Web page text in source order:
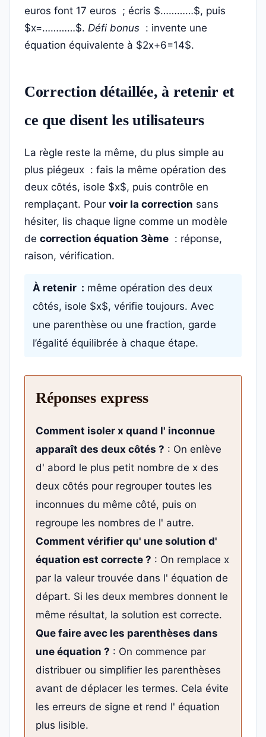
euros font 17 euros ; écris $…………$, puis
$x=…………$. Défi bonus : invente une
équation équivalente à $2x+6=14$.
Correction détaillée, à retenir et
ce que disent les utilisateurs
La règle reste la même, du plus simple au
plus piégeux : fais la même opération des
deux côtés, isole $x$, puis contrôle en
remplaçant. Pour voir la correction sans
hésiter, lis chaque ligne comme un modèle
de correction équation 3ème : réponse,
raison, vérification.
À retenir : même opération des deux
côtés, isole $x$, vérifie toujours. Avec
une parenthèse ou une fraction, garde
l’égalité équilibrée à chaque étape.
Réponses express
Comment isoler x quand l' inconnue
apparaît des deux côtés ? : On enlève
d' abord le plus petit nombre de x des
deux côtés pour regrouper toutes les
inconnues du même côté, puis on
regroupe les nombres de l' autre.
Comment vérifier qu' une solution d'
équation est correcte ? : On remplace x
par la valeur trouvée dans l' équation de
départ. Si les deux membres donnent le
même résultat, la solution est correcte.
Que faire avec les parenthèses dans
une équation ? : On commence par
distribuer ou simplifier les parenthèses
avant de déplacer les termes. Cela évite
les erreurs de signe et rend l' équation
plus lisible.